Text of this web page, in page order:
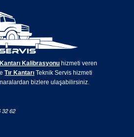
Kantarı Kalibrasyonu hizmeti veren
Tır Kantarı Teknik Servis hizmeti
bizlere ulaşabilirsiniz.
32 62